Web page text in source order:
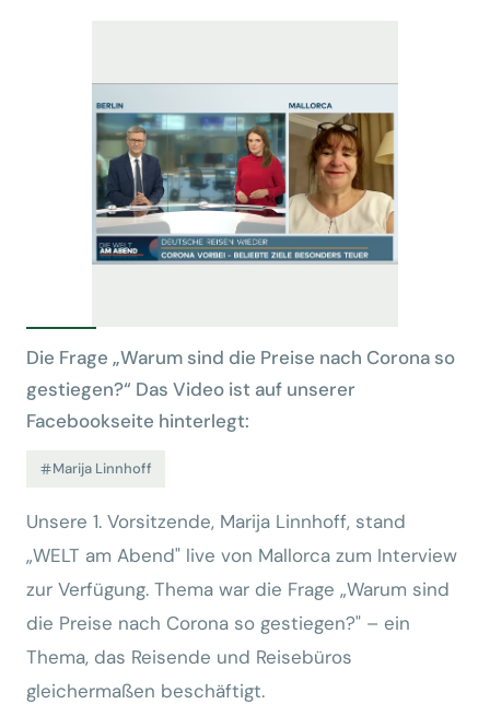
Die Frage „Warum sind die Preise nach Corona so
gestiegen?“ Das Video ist auf unserer
Facebookseite hinterlegt:
Marija Linnhoff
Unsere 1. Vorsitzende, Marija Linnhoff, stand
„WELT am Abend" live von Mallorca zum Interview
zur Verfügung. Thema war die Frage „Warum sind
die Preise nach Corona so gestiegen?" – ein
Thema, das Reisende und Reisebüros
gleichermaßen beschäftigt.